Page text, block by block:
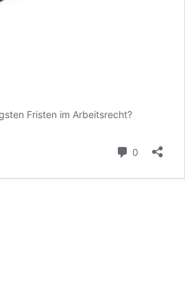
Fristen im Arbeitsrecht?
0